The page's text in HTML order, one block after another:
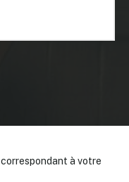
correspondant à votre